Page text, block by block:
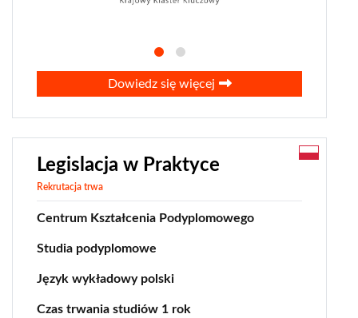
Dowiedz się więcej
Legislacja w Praktyce
Rekrutacja trwa
Centrum Kształcenia Podyplomowego
Studia podyplomowe
Język wykładowy polski
Czas trwania studiów 1 rok